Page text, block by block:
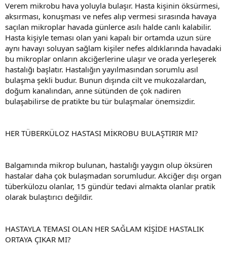
Verem mikrobu hava yoluyla bulaşır. Hasta kişinin öksürmesi,
aksırması, konuşması ve nefes alıp vermesi sırasında havaya
saçılan mikroplar havada günlerce asılı halde canlı kalabilir.
Hasta kişiyle teması olan yani kapalı bir ortamda uzun süre
aynı havayı soluyan sağlam kişiler nefes aldıklarında havadaki
bu mikroplar onların akciğerlerine ulaşır ve orada yerleşerek
hastalığı başlatır. Hastalığın yayılmasından sorumlu asıl
bulaşma şekli budur. Bunun dışında cilt ve mukozalardan,
doğum kanalından, anne sütünden de çok nadiren
bulaşabilirse de pratikte bu tür bulaşmalar önemsizdir.
HER TÜBERKÜLOZ HASTASI MİKROBU BULAŞTIRIR MI?
Balgamında mikrop bulunan, hastalığı yaygın olup öksüren
hastalar daha çok bulaşmadan sorumludur. Akciğer dışı organ
tüberkülozu olanlar, 15 gündür tedavi almakta olanlar pratik
olarak bulaştırıcı değildir.
HASTAYLA TEMASI OLAN HER SAĞLAM KİŞİDE HASTALIK
ORTAYA ÇIKAR MI?